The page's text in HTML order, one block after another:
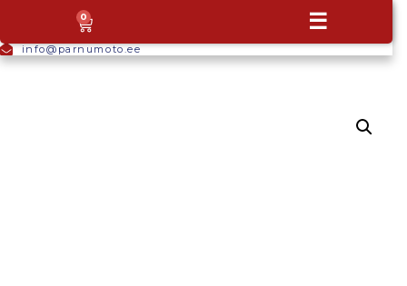
info@parnumoto.ee
0 ☰